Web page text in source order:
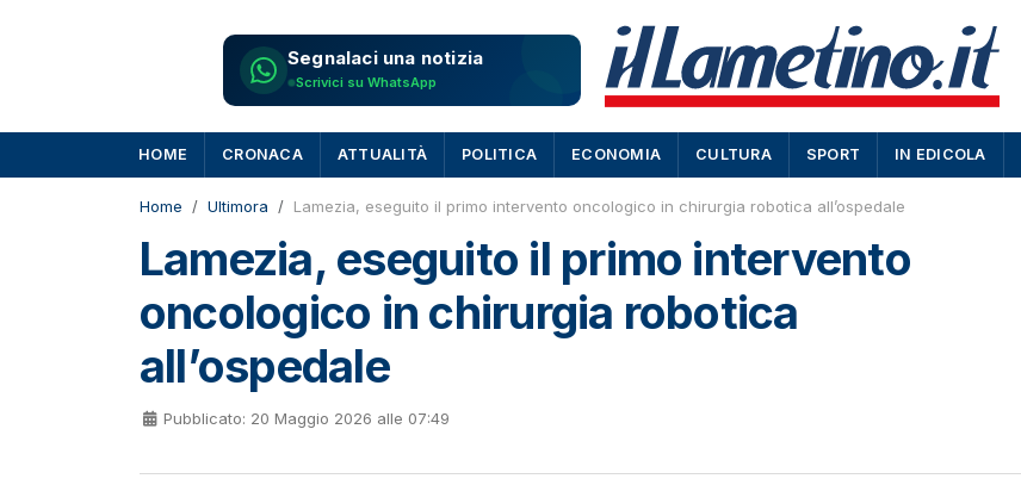
Segnalaci una notizia
Scrivici su WhatsApp
HOME CRONACA ATTUALITÀ POLITICA ECONOMIA CULTURA SPORT IN EDICOLA
Home Ultimora Lamezia, eseguito il primo intervento oncologico in chirurgia robotica all’ospedale
Lamezia, eseguito il primo intervento
oncologico in chirurgia robotica
all’ospedale
Pubblicato: 20 Maggio 2026 alle 07:49